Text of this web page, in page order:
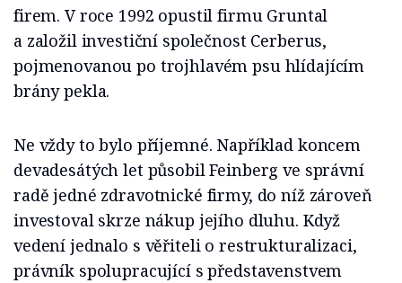
firem. V roce 1992 opustil firmu Gruntal
a založil investiční společnost Cerberus,
pojmenovanou po trojhlavém psu hlídajícím
brány pekla.
Ne vždy to bylo příjemné. Například koncem
devadesátých let působil Feinberg ve správní
radě jedné zdravotnické firmy, do níž zároveň
investoval skrze nákup jejího dluhu. Když
vedení jednalo s věřiteli o restrukturalizaci,
právník spolupracující s představenstvem